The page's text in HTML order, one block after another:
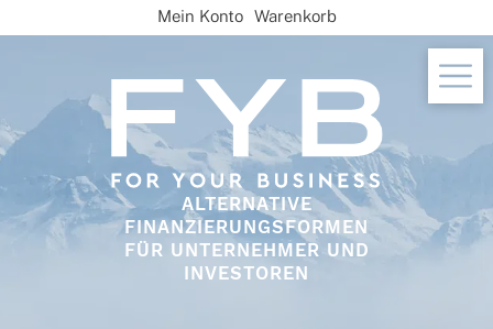
to
ALTERNATIVE
FINANZIERUNGSFORMEN
FÜR UNTERNEHMER UND
INVESTOREN
Mein Konto Warenkorb